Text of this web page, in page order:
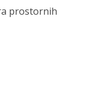
prostornih